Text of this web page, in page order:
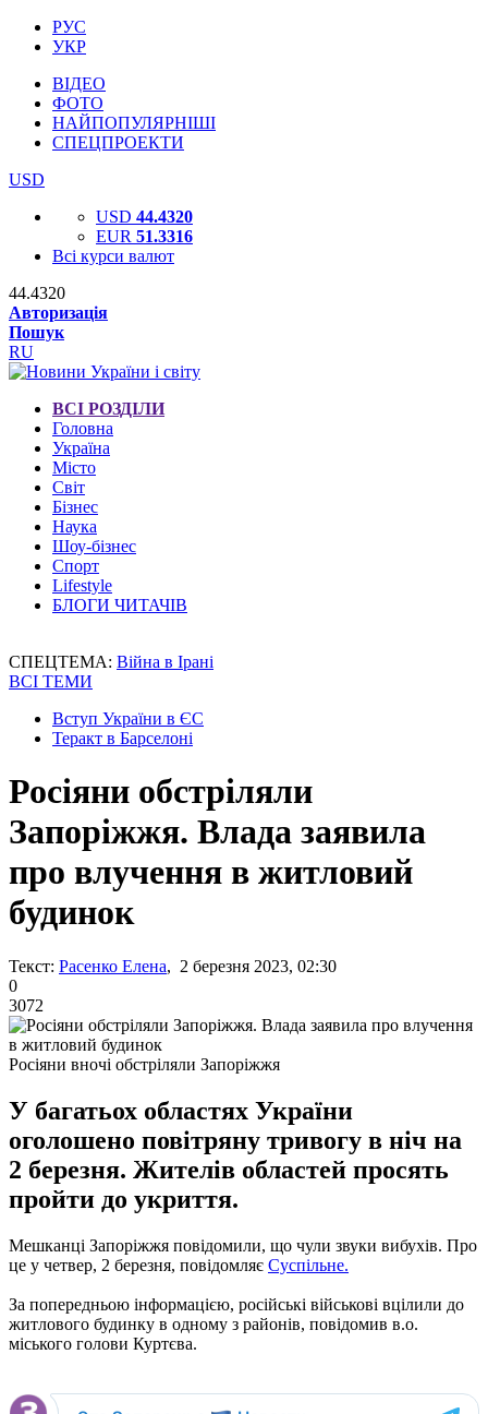
РУС
УКР
ВІДЕО
ФОТО
НАЙПОПУЛЯРНІШІ
СПЕЦПРОЕКТИ
USD
USD 44.4320
EUR 51.3316
Всі курси валют
44.4320
Авторизація
Пошук
RU
ВСІ РОЗДІЛИ
Головна
Україна
Місто
Світ
Бізнес
Наука
Шоу-бізнес
Спорт
Lifestyle
БЛОГИ ЧИТАЧІВ
СПЕЦТЕМА: Війна в Ірані
ВСІ ТЕМИ
Вступ України в ЄС
Теракт в Барселоні
Росіяни обстріляли
Запоріжжя. Влада заявила
про влучення в житловий
будинок
Текст: Расенко Елена, 2 березня 2023, 02:30
0
3072
Росіяни вночі обстріляли Запоріжжя
У багатьох областях України
оголошено повітряну тривогу в ніч на
2 березня. Жителів областей просять
пройти до укриття.
Мешканці Запоріжжя повідомили, що чули звуки вибухів. Про
це у четвер, 2 березня, повідомляє Суспільне.
За попередньою інформацією, російські військові вцілили до
житлового будинку в одному з районів, повідомив в.о.
міського голови Куртєва.